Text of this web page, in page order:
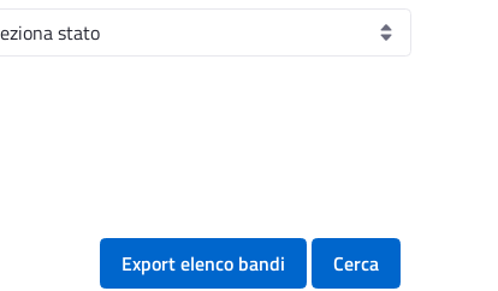
Export elenco bandi Cerca